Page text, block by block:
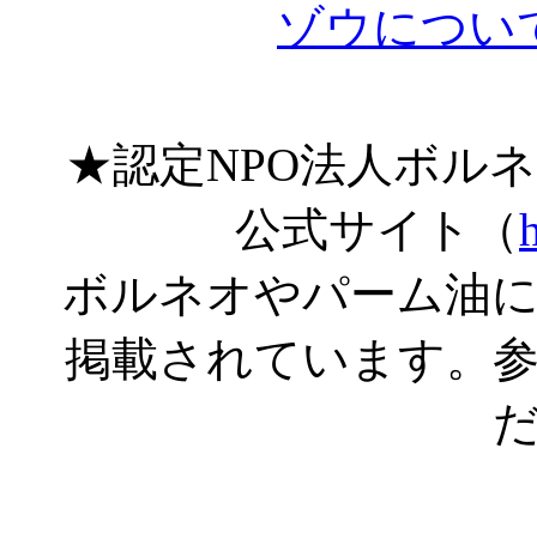
ゾウについ
★認定NPO法人ボル
公式サイト（
ボルネオやパーム油
掲載されています。